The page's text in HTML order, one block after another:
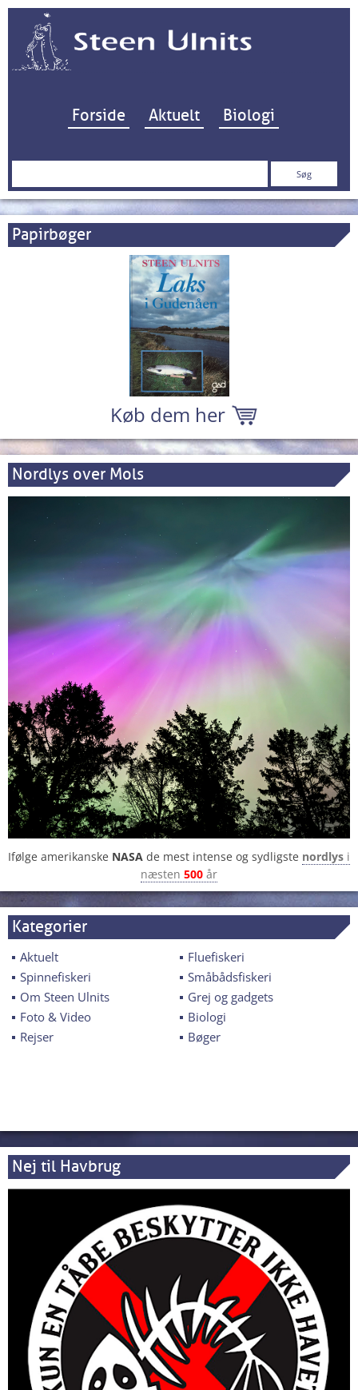
Hop til indhold
Forside Aktuelt Biologi
Søg
Papirbøger
Køb dem her
Nordlys over Mols
Ifølge amerikanske NASA de mest intense og sydligste nordlys i
næsten 500 år
Kategorier
Aktuelt
Fluefiskeri
Spinnefiskeri
Småbådsfiskeri
Om Steen Ulnits
Grej og gadgets
Foto & Video
Biologi
Rejser
Bøger
Nej til Havbrug